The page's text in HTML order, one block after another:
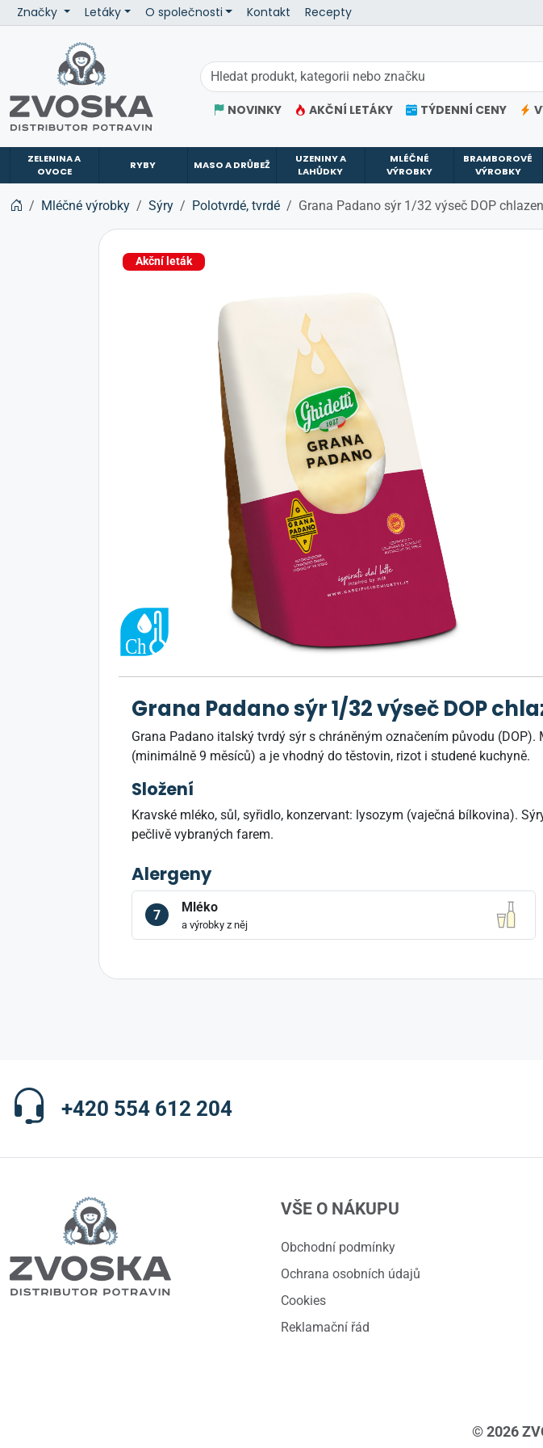
Značky Letáky O společnosti Kontakt Recepty
NOVINKY AKČNÍ LETÁKY TÝDENNÍ CENY
ZELENINA A
OVOCE
RYBY MASO A DRŮBEŽ
UZENINY A
LAHŮDKY
MLÉČNÉ
VÝROBKY
BRAMBOROVÉ
VÝROBKY
Mléčné výrobky Sýry Polotvrdé, tvrdé Grana Padano sýr 1/32 výseč DOP
Akční leták
Grana Padano sýr 1/32 výseč DOP
Grana Padano italský tvrdý sýr s chráněným označením původu
(minimálně 9 měsíců) a je vhodný do těstovin, rizot i studené kuchyně.
Složení
Kravské mléko, sůl, syřidlo, konzervant: lysozym (vaječná bílkovina).
pečlivě vybraných farem.
Alergeny
7
Mléko
a výrobky z něj
+420 554 612 204
VŠE O NÁKUPU
Obchodní podmínky
Ochrana osobních údajů
Cookies
Reklamační řád
© 2026